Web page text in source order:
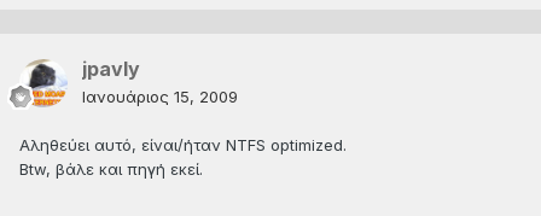
jpavly
Ιανουάριος 15, 2009
Αληθεύει αυτό, είναι/ήταν NTFS optimized.
Btw, βάλε και πηγή εκεί.